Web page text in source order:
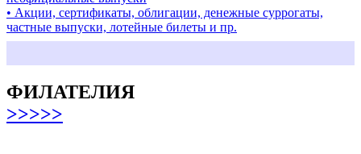
• Акции, сертификаты, облигации, денежные суррогаты,
частные выпуски, лотейные билеты и пр.
ФИЛАТЕЛИЯ
>>>>>